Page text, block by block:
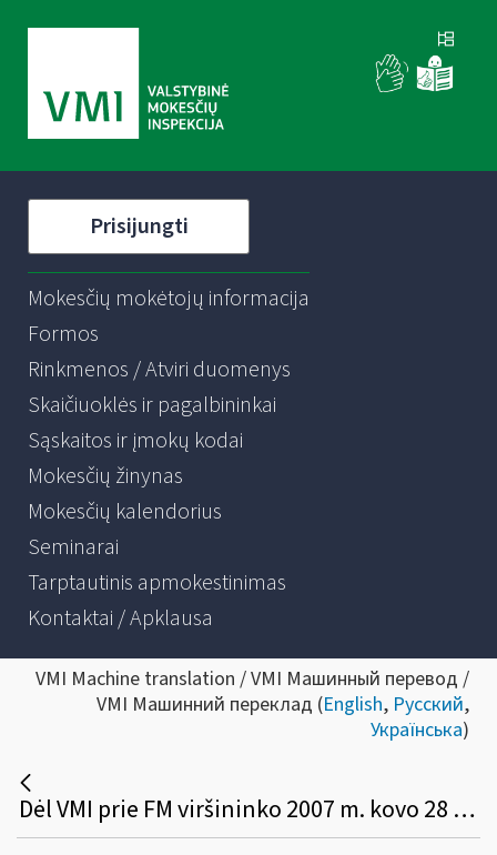
Prisijungti
Mokesčių mokėtojų informacija
Formos
Rinkmenos / Atviri duomenys
Skaičiuoklės ir pagalbininkai
Sąskaitos ir įmokų kodai
Mokesčių žinynas
Mokesčių kalendorius
Seminarai
Tarptautinis apmokestinimas
Kontaktai / Apklausa
VMI Machine translation / VMI Машинный перевод /
VMI Машинний переклад (English, Русский,
Українська)
Dėl VMI prie FM viršininko 2007 m. kovo 28 d. Įsakymo Nr. VA-25 „Dėl baudų skyrimo ir delspinigių skaičiavimo metodikos patvirtinimo“, pakeitimo